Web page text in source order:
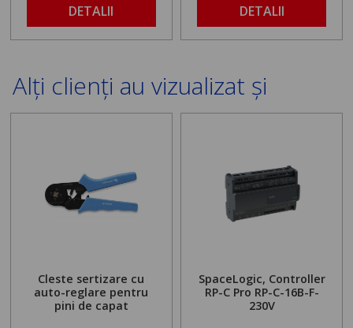
DETALII DETALII
Alți clienți au vizualizat și
Cleste sertizare cu
auto-reglare pentru
pini de capat
SpaceLogic, Controller
RP-C Pro RP-C-16B-F-
230V